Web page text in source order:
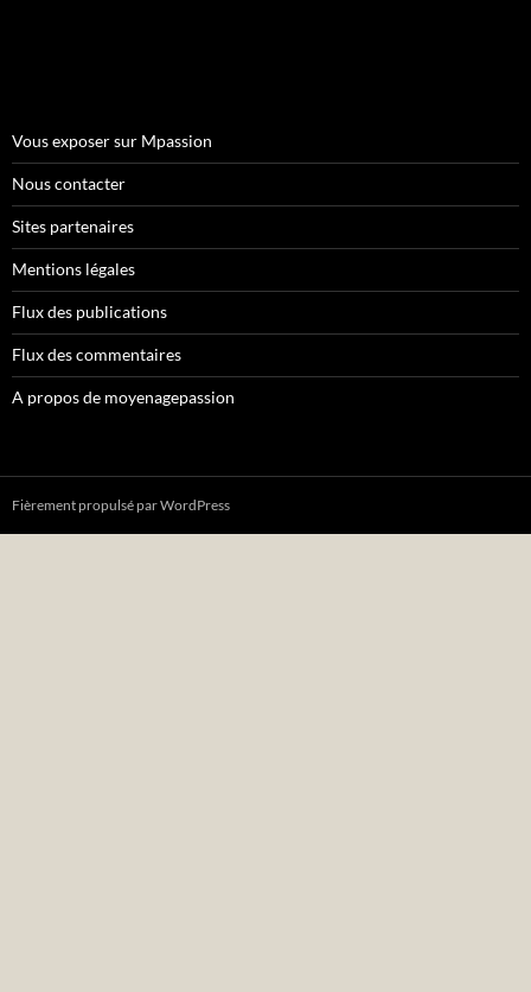
Vous exposer sur Mpassion
Nous contacter
Sites partenaires
Mentions légales
Flux des publications
Flux des commentaires
A propos de moyenagepassion
Fièrement propulsé par WordPress